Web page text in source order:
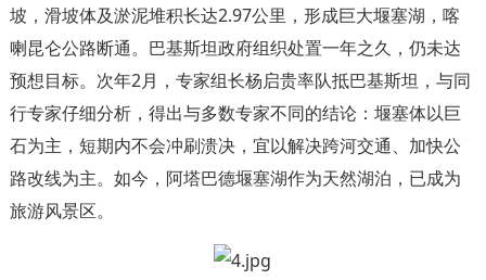
坡，滑坡体及淤泥堆积长达2.97公里，形成巨大堰塞湖，喀
喇昆仑公路断通。巴基斯坦政府组织处置一年之久，仍未达
预想目标。次年2月，专家组长杨启贵率队抵巴基斯坦，与同
行专家仔细分析，得出与多数专家不同的结论：堰塞体以巨
石为主，短期内不会冲刷溃决，宜以解决跨河交通、加快公
路改线为主。如今，阿塔巴德堰塞湖作为天然湖泊，已成为
旅游风景区。